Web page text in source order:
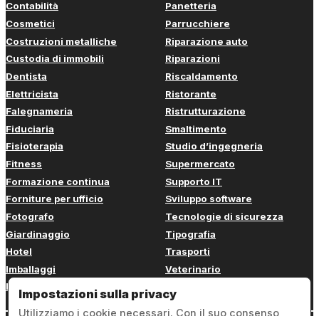
Contabilità
Cosmetici
Costruzioni metalliche
Custodia di immobili
Dentista
Elettricista
Falegnameria
Fiduciaria
Fisioterapia
Fitness
Formazione continua
Forniture per ufficio
Fotografo
Giardinaggio
Hotel
Imballaggi
Imbianchino
Panetteria
Parrucchiere
Riparazione auto
Riparazioni
Riscaldamento
Ristorante
Ristrutturazione
Smaltimento
Studio d’ingegneria
Supermercato
Supporto IT
Sviluppo software
Tecnologie di sicurezza
Tipografia
Trasporti
Veterinario
Impostazioni sulla privacy
Utilizziamo i cookie necessari. Con il suo consenso,